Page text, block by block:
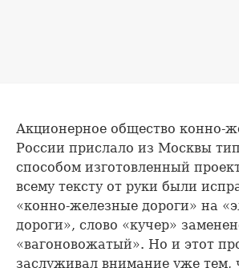
Акционерное общество конно-
России прислало из Москвы
способом изготовленный
всему тексту от руки были
«конно-железные дороги» на
дороги», слово «кучер»
«вагоновожатый». Но и этот
заслуживал внимание уже тем,